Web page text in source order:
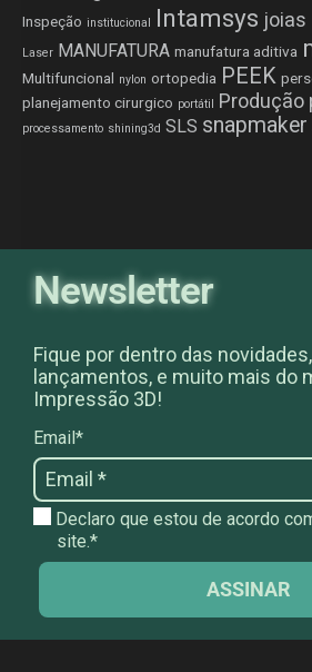
Inspeção institucional Intamsys joias
Laser MANUFATURA manufatura aditiva
Multifuncional nylon ortopedia PEEK
planejamento cirurgico portátil Produção
processamento shining3d SLS snapmaker
Newsletter
Fique por dentro das
lançamentos, e muito mais do
Impressão 3D!
Email*
Declaro que estou de acordo
site.*
ASSINAR